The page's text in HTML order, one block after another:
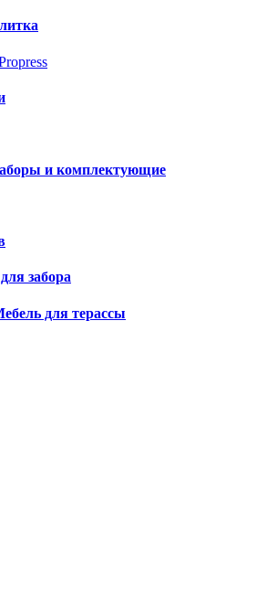
и комплектующие
забора
для терассы